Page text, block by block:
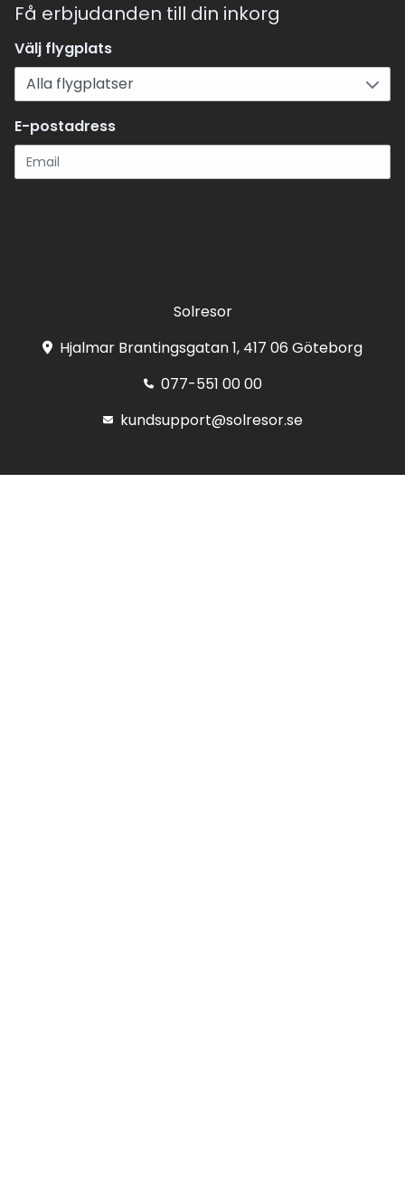
Få erbjudanden till din inkorg
Välj flygplats
E-postadress
Solresor
Hjalmar Brantingsgatan 1, 417 06 Göteborg
077-551 00 00
kundsupport@solresor.se